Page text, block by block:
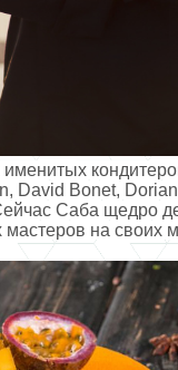
David Bonet,
Саба щедро
на своих